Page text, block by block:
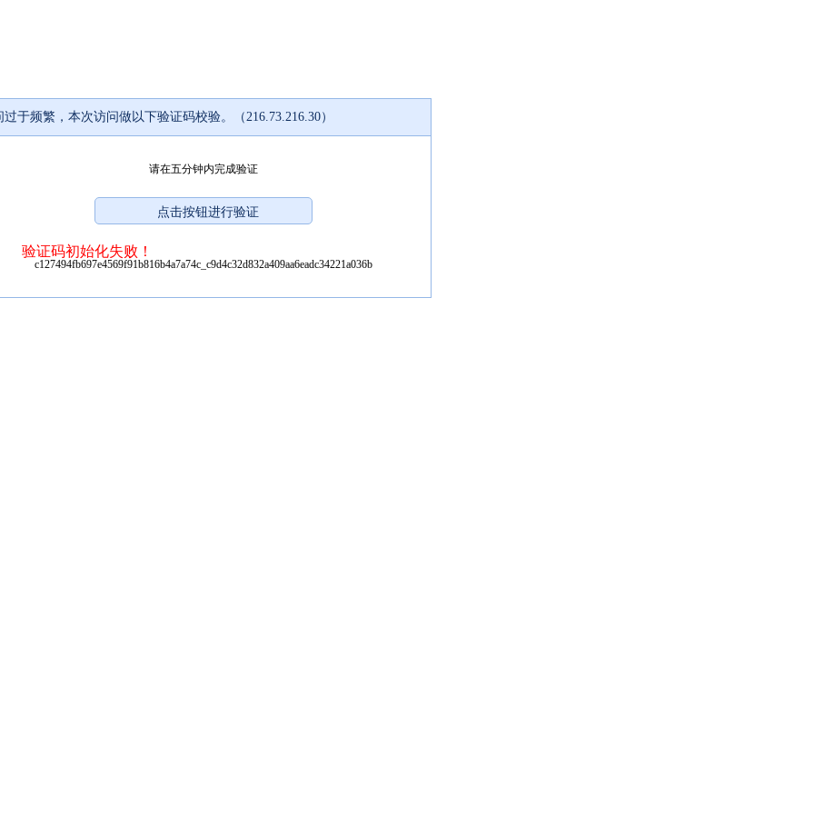
过于频繁，本次访问做以下验证码校验。（216.73.216.30）
请在五分钟内完成验证
验证码初始化失败！
c127494fb697e4569f91b816b4a7a74c_c9d4c32d832a409aa6eadc34221a036b